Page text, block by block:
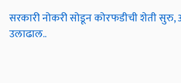
सरकारी नोकरी सोडून कोरफडीची शेती सुरु,
उलाढाल..